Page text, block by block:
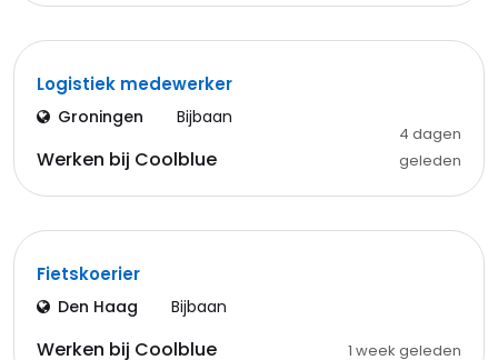
Logistiek medewerker
Groningen Bijbaan
Werken bij Coolblue
4 dagen
geleden
Fietskoerier
Den Haag Bijbaan
Werken bij Coolblue 1 week geleden